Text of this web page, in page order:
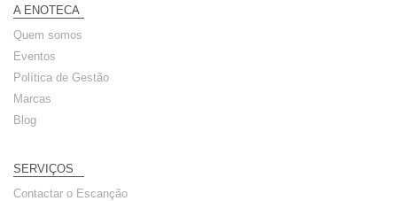
A ENOTECA
Quem somos
Eventos
Política de Gestão
Marcas
Blog
SERVIÇOS
Contactar o Escanção